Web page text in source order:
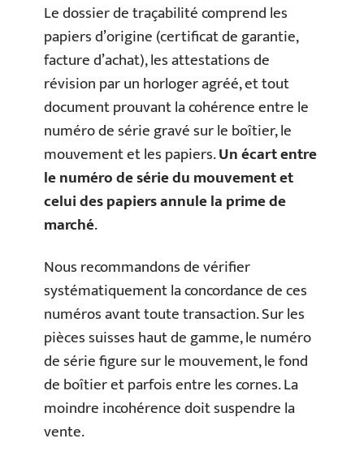
Le dossier de traçabilité comprend les
papiers d’origine (certificat de garantie,
facture d’achat), les attestations de
révision par un horloger agréé, et tout
document prouvant la cohérence entre le
numéro de série gravé sur le boîtier, le
mouvement et les papiers.Un écart entre
le numéro de série du mouvement et
celui des papiers annule la prime de
marché.
Nous recommandons de vérifier
systématiquement la concordance de ces
numéros avant toute transaction. Sur les
pièces suisses haut de gamme, le numéro
de série figure sur le mouvement, le fond
de boîtier et parfois entre les cornes. La
moindre incohérence doit suspendre la
vente.